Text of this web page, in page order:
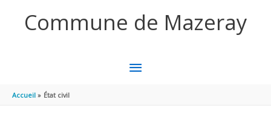
Commune de Mazeray
MENU
Accueil État civil